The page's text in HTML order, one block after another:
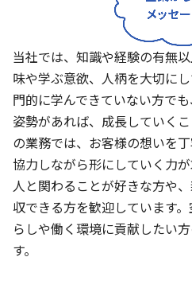
当社では、知識や経験の有無
味や学ぶ意欲、人柄を大切に
門的に学んできていない方で
姿勢があれば、成長していく
の業務では、お客様の想いを
協力しながら形にしていく力が
人と関わることが好きな方や
収できる方を歓迎しています
らしや働く環境に貢献したい
す。